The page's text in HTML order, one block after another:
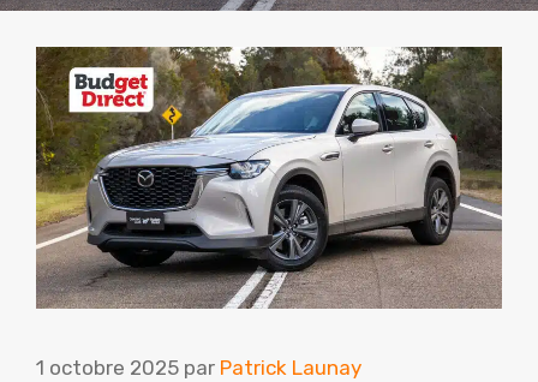
1 octobre 2025 par Patrick Launay